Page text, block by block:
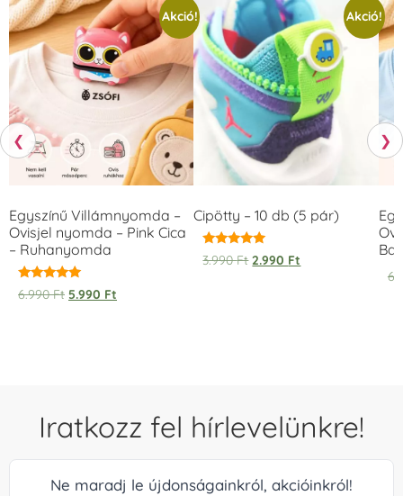
❮
Akció!
Egyszínű Villámnyomda –
Ovisjel nyomda – Pink Cica
– Ruhanyomda
Értékelés:
5.00
6.990Ft 5.990 Ft
Akció!
Cipötty – 10 db (5 pár)
Értékelés:
5.00
3.990Ft 2.990 Ft
❯
Iratkozz fel hírlevelünkre!
Ne maradj le újdonságainkról, akcióinkról!